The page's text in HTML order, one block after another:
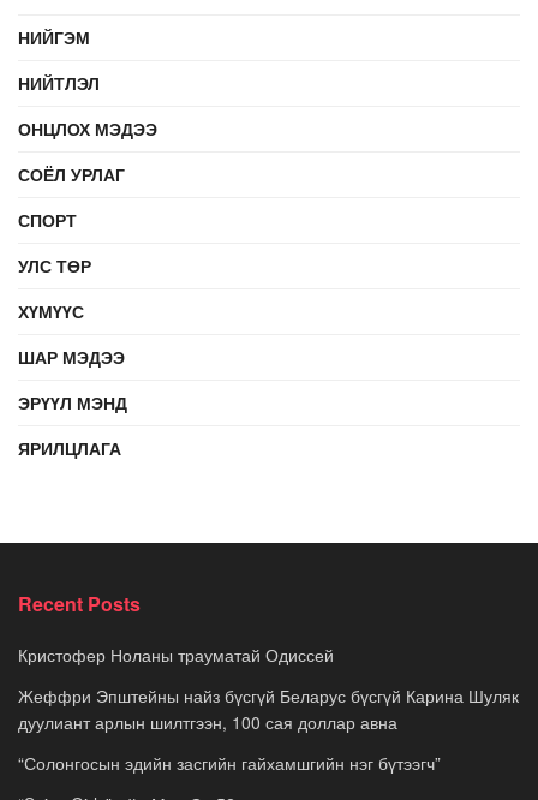
НИЙГЭМ
НИЙТЛЭЛ
ОНЦЛОХ МЭДЭЭ
СОЁЛ УРЛАГ
СПОРТ
УЛС ТӨР
ХҮМҮҮС
ШАР МЭДЭЭ
ЭРҮҮЛ МЭНД
ЯРИЛЦЛАГА
Recent Posts
Кристофер Ноланы трауматай Одиссей
Жеффри Эпштейны найз бүсгүй Беларус бүсгүй Карина Шуляк
дуулиант арлын шилтгээн, 100 сая доллар авна
“Солонгосын эдийн засгийн гайхамшгийн нэг бүтээгч”